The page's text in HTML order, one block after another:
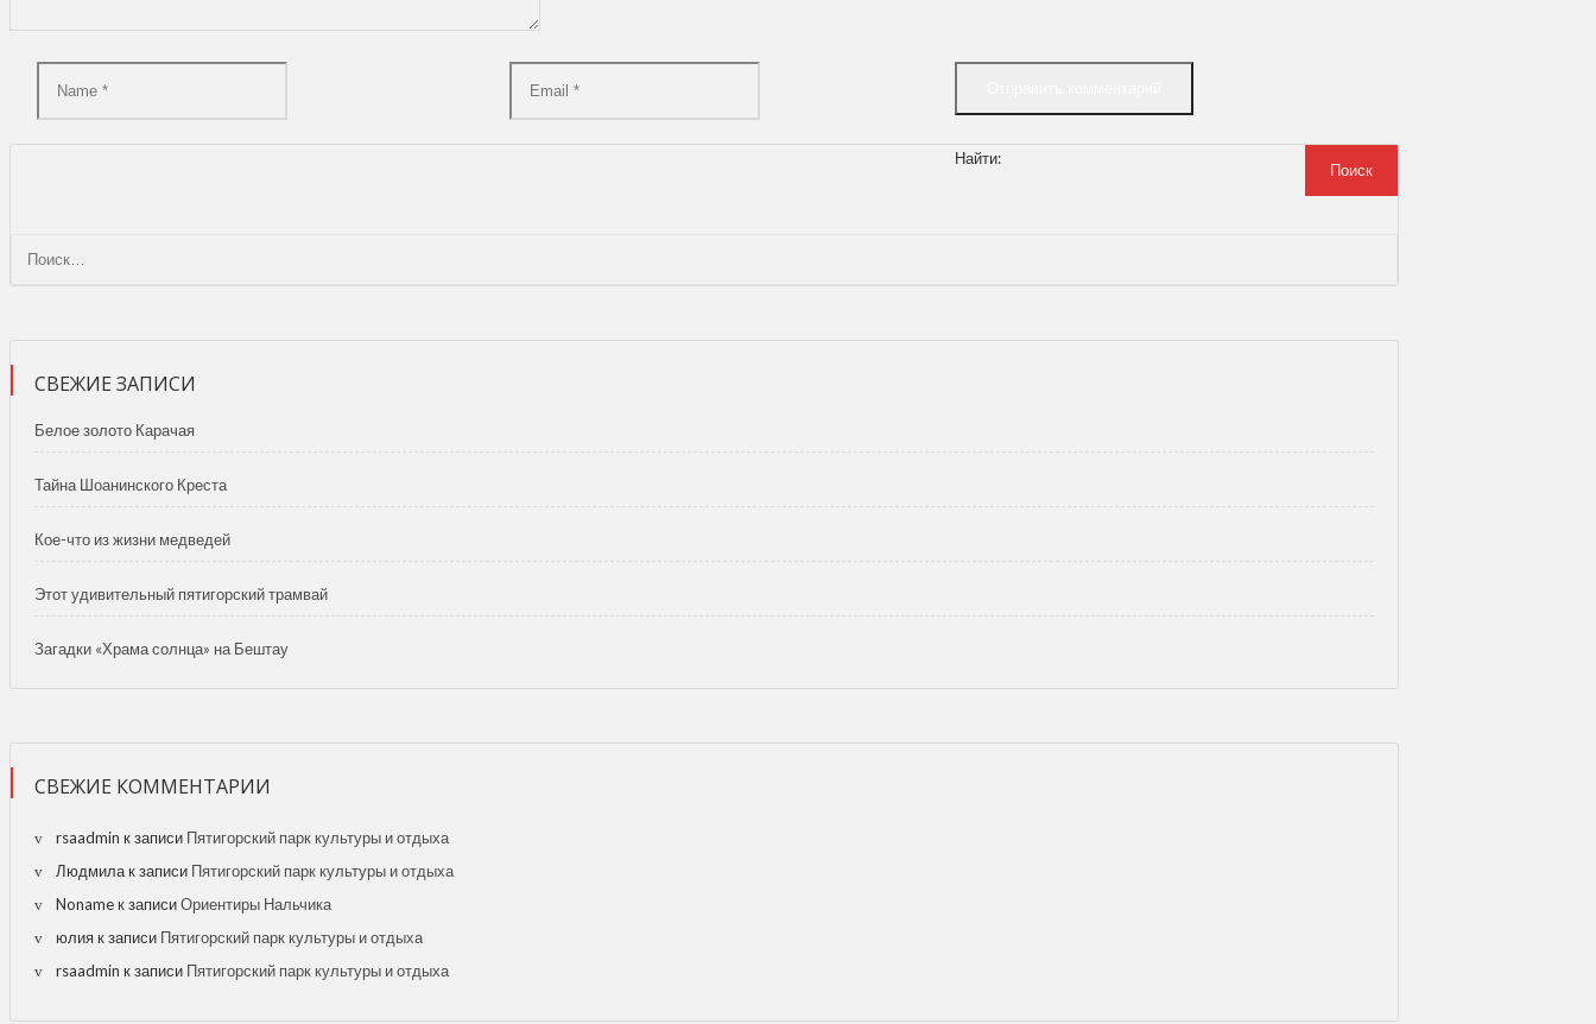
Найти:
СВЕЖИЕ ЗАПИСИ
Белое золото Карачая
Тайна Шоанинского Креста
Кое-что из жизни медведей
Этот удивительный пятигорский трамвай
Загадки «Храма солнца» на Бештау
СВЕЖИЕ КОММЕНТАРИИ
rsaadmin к записи Пятигорский парк культуры и отдыха
Людмилак записи Пятигорский парк культуры и отдыха
Nonameк записиОриентиры Нальчика
юлияк записи Пятигорский парк культуры и отдыха
rsaadmin к записи Пятигорский парк культуры и отдыха